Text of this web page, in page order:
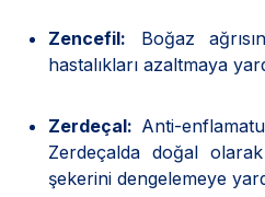
Zencefil: Boğaz
hastalıkları azaltmaya
Zerdeçal: Anti-
Zerdeçalda doğal
şekerini dengelemeye